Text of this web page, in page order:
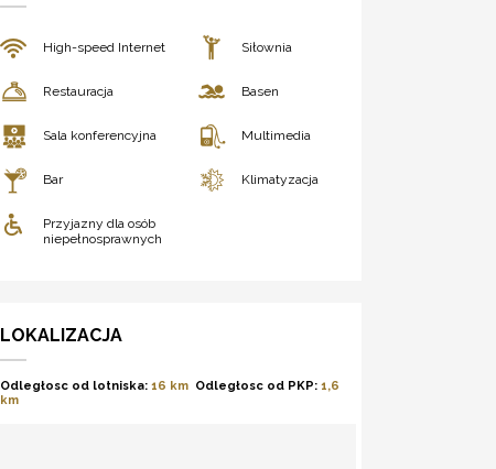
High-speed Internet Siłownia
Restauracja Basen
Sala konferencyjna Multimedia
Bar Klimatyzacja
Przyjazny dla osób
niepełnosprawnych
LOKALIZACJA
Odległosc od lotniska: 16 km Odległosc od PKP: 1,6
km